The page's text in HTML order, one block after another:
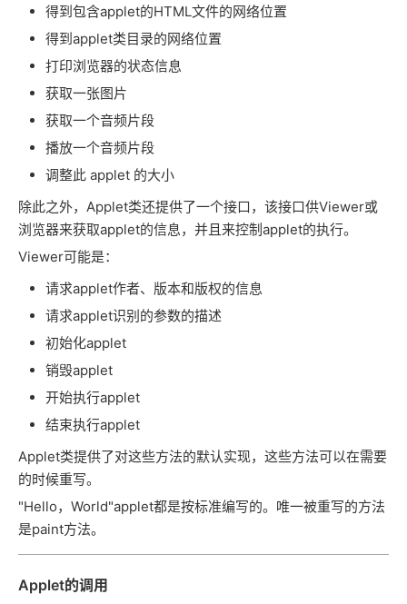
得到包含applet的HTML文件的网络位置
得到applet类目录的网络位置
打印浏览器的状态信息
获取一张图片
获取一个音频片段
播放一个音频片段
调整此 applet 的大小
除此之外，Applet类还提供了一个接口，该接口供Viewer或
浏览器来获取applet的信息，并且来控制applet的执行。
Viewer可能是：
请求applet作者、版本和版权的信息
请求applet识别的参数的描述
初始化applet
销毁applet
开始执行applet
结束执行applet
Applet类提供了对这些方法的默认实现，这些方法可以在需要
的时候重写。
"Hello，World"applet都是按标准编写的。唯一被重写的方法
是paint方法。
Applet的调用